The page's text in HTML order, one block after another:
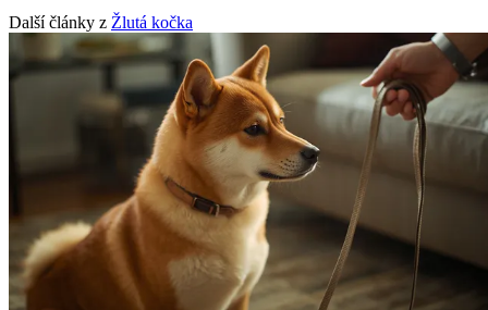
Další články z Žlutá kočka